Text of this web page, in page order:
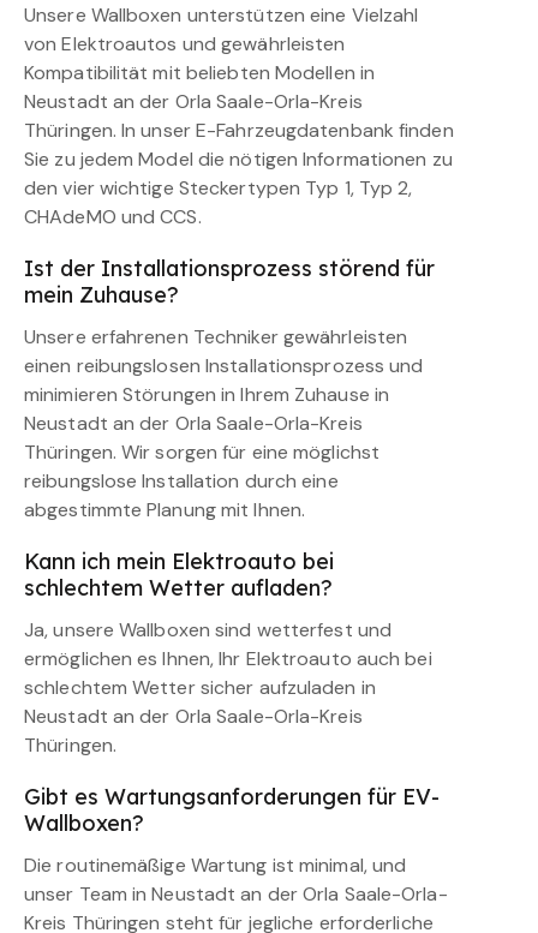
Unsere Wallboxen unterstützen eine Vielzahl
von Elektroautos und gewährleisten
Kompatibilität mit beliebten Modellen in
Neustadt an der Orla Saale-Orla-Kreis
Thüringen. In unser E-Fahrzeugdatenbank finden
Sie zu jedem Model die nötigen Informationen zu
den vier wichtige Steckertypen Typ 1, Typ 2,
CHAdeMO und CCS.
Ist der Installationsprozess störend für
mein Zuhause?
Unsere erfahrenen Techniker gewährleisten
einen reibungslosen Installationsprozess und
minimieren Störungen in Ihrem Zuhause in
Neustadt an der Orla Saale-Orla-Kreis
Thüringen. Wir sorgen für eine möglichst
reibungslose Installation durch eine
abgestimmte Planung mit Ihnen.
Kann ich mein Elektroauto bei
schlechtem Wetter aufladen?
Ja, unsere Wallboxen sind wetterfest und
ermöglichen es Ihnen, Ihr Elektroauto auch bei
schlechtem Wetter sicher aufzuladen in
Neustadt an der Orla Saale-Orla-Kreis
Thüringen.
Gibt es Wartungsanforderungen für EV-
Wallboxen?
Die routinemäßige Wartung ist minimal, und
unser Team in Neustadt an der Orla Saale-Orla-
Kreis Thüringen steht für jegliche erforderliche